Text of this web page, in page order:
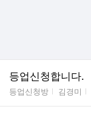
등업신청합니다.
게시판명
등업신청방 작성자
김경미